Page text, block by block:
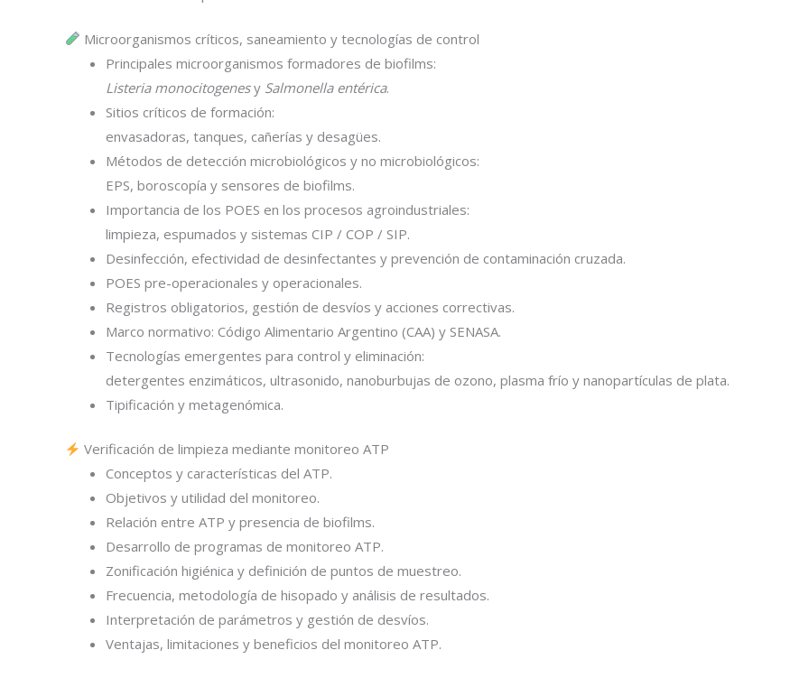
Microorganismos críticos, saneamiento y tecnologías de control
Principales microorganismos formadores de biofilms:
Listeria monocitogenesy Salmonella entérica.
Sitios críticos de formación:
envasadoras, tanques, cañerías y desagües.
Métodos de detección microbiológicos y no microbiológicos:
EPS, boroscopía y sensores de biofilms.
Importancia de los POES en los procesos agroindustriales:
limpieza, espumados y sistemas CIP / COP / SIP.
Desinfección, efectividad de desinfectantes y prevención de contaminación cruzada.
POES pre-operacionales y operacionales.
Registros obligatorios, gestión de desvíos y acciones correctivas.
Marco normativo: Código Alimentario Argentino (CAA) y SENASA.
Tecnologías emergentes para control y eliminación:
detergentes enzimáticos, ultrasonido, nanoburbujas de ozono, plasma frío y nanopartículas de plata.
Tipificación y metagenómica.
Verificación de limpieza mediante monitoreo ATP
Conceptos y características del ATP.
Objetivos y utilidad del monitoreo.
Relación entre ATP y presencia de biofilms.
Desarrollo de programas de monitoreo ATP.
Zonificación higiénica y definición de puntos de muestreo.
Frecuencia, metodología de hisopado y análisis de resultados.
Interpretación de parámetros y gestión de desvíos.
Ventajas, limitaciones y beneficios del monitoreo ATP.